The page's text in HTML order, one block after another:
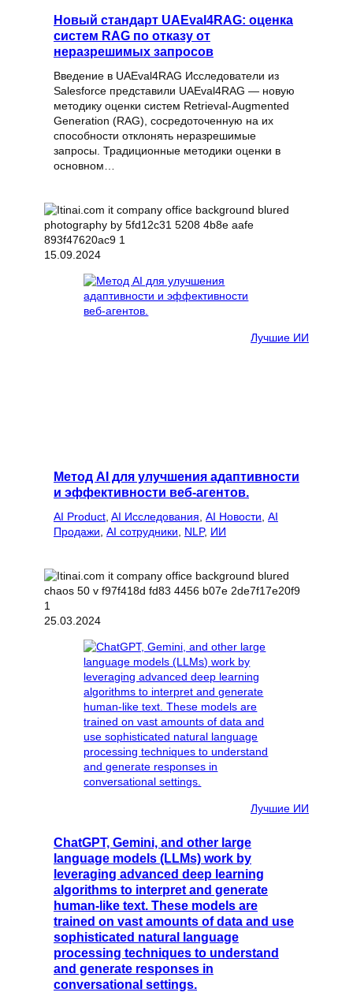
Новый стандарт UAEval4RAG: оценка
систем RAG по отказу от
неразрешимых запросов
Введение в UAEval4RAG Исследователи из
Salesforce представили UAEval4RAG — новую
методику оценки систем Retrieval-Augmented
Generation (RAG), сосредоточенную на их
способности отклонять неразрешимые
запросы. Традиционные методики оценки в
основном…
15.09.2024
Лучшие ИИ
Метод AI для улучшения адаптивности
и эффективности веб-агентов.
AI Product AI Исследования AI Новости AI
Продажи AI сотрудники NLP, ИИ
25.03.2024
Лучшие ИИ
ChatGPT, Gemini, and other large
language models (LLMs) work by
leveraging advanced deep learning
algorithms to interpret and generate
human-like text. These models are
trained on vast amounts of data and use
sophisticated natural language
processing techniques to understand
and generate responses in
conversational settings.